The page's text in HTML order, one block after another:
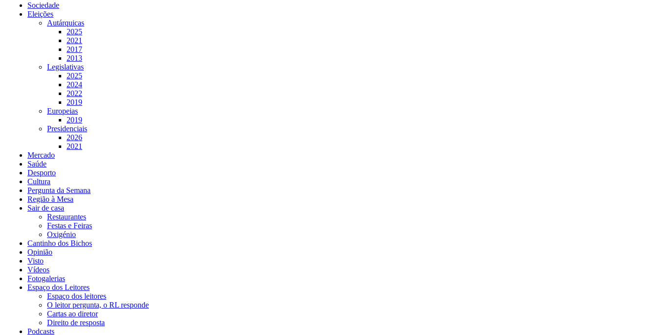
Sociedade
Eleições
Autárquicas
2025
2021
2017
2013
Legislativas
2025
2024
2022
2019
Europeias
2019
Presidenciais
2026
2021
Mercado
Saúde
Desporto
Cultura
Pergunta da Semana
Região à Mesa
Sair de casa
Restaurantes
Festas e Feiras
Oxigénio
Cantinho dos Bichos
Opinião
Visto
Vídeos
Fotogalerias
Espaço dos Leitores
Espaço dos leitores
O leitor pergunta, o RL responde
Cartas ao diretor
Direito de resposta
Podcasts